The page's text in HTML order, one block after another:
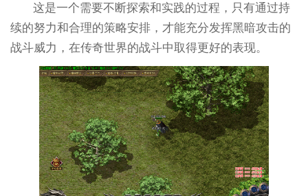
这是一个需要不断探索和实践的过程，只有通过持
续的努力和合理的策略安排，才能充分发挥黑暗攻击的
战斗威力，在传奇世界的战斗中取得更好的表现。